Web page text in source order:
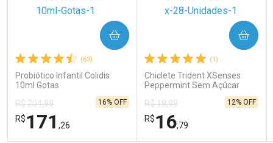
Ativar Desconto
Comprar sem Desconto
Por R$ 31,35/cada
Comprar sem Desconto
Por R$ 31,35/cada
(63)
Probiótico Infantil Colidis
10ml Gotas
R$ 204,99
R$171 ,26
16% OFF
COMPRAR
(1)
Chiclete Trident XSenses
Peppermint Sem Açúcar
R$ 18,99
R$16,79
12% OFF
COMPRAR